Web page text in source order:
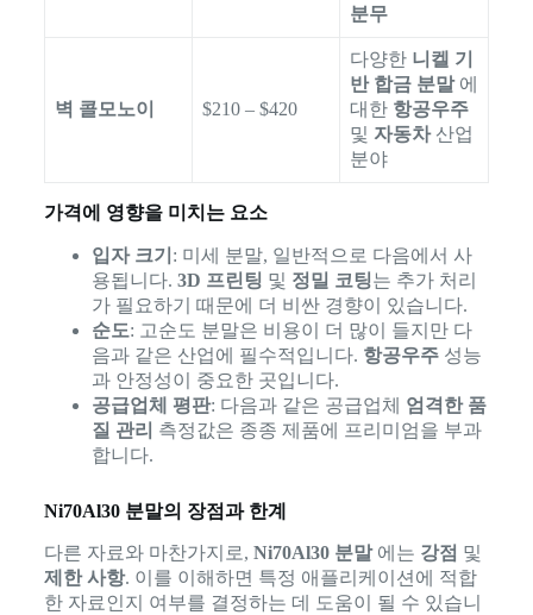
분무
벽 콜모노이 $210 – $420
다양한 니켈 기
반 합금 분말에
대한 항공우주
및 자동차산업
분야
가격에 영향을 미치는 요소
입자 크기 : 미세 분말, 일반적으로 다음에서 사
용됩니다. 3D 프린팅 및 정밀 코팅는 추가 처리
가 필요하기 때문에 더 비싼 경향이 있습니다.
순도: 고순도 분말은 비용이 더 많이 들지만 다
음과 같은 산업에 필수적입니다. 항공우주성능
과 안정성이 중요한 곳입니다.
공급업체 평판: 다음과 같은 공급업체 엄격한 품
질 관리 측정값은 종종 제품에 프리미엄을 부과
합니다.
Ni70Al30 분말의 장점과 한계
다른 자료와 마찬가지로, Ni70Al30 분말에는 강점 및
제한 사항. 이를 이해하면 특정 애플리케이션에 적합
한 자료인지 여부를 결정하는 데 도움이 될 수 있습니